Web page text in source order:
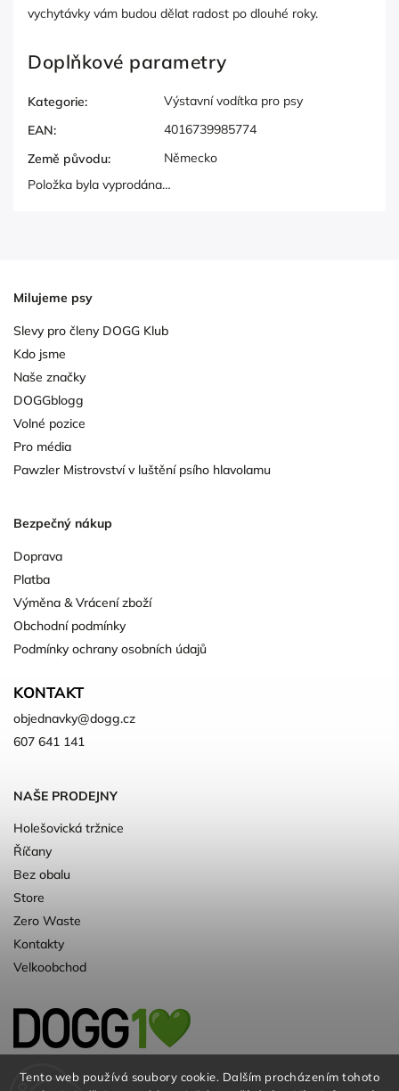
Tento web používá soubory cookie. Dalším procházením tohoto
vychytávky vám budou dělat radost po dlouhé roky.
Doplňkové parametry
Kategorie:
Výstavní vodítka pro psy
EAN:
4016739985774
Země původu:
Německo
Položka byla vyprodána…
Milujeme psy
Slevy pro členy DOGG Klub
Kdo jsme
Naše značky
DOGGblogg
Volné pozice
Pro média
Pawzler Mistrovství v luštění psího hlavolamu
Bezpečný nákup
Doprava
Platba
Výměna & Vrácení zboží
Obchodní podmínky
Podmínky ochrany osobních údajů
KONTAKT
objednavky@dogg.cz
607 641 141
NAŠE PRODEJNY
Holešovická tržnice
Říčany
Bez obalu
Store
Zero Waste
Kontakty
Velkoobchod
Kvalitní a ♻️eko chovatelské potřeby pro